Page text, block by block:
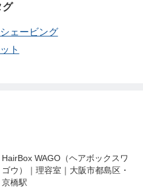
グ
シェービング
ト
HairBox WAGO（ヘアボックスワ
ゴウ）｜理容室｜大阪市都島区・
京橋駅